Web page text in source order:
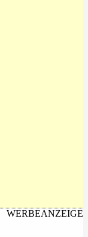
WERBEANZEIGE